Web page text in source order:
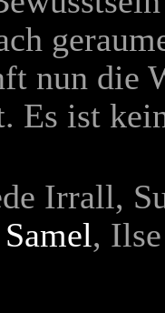
nun die
Es ist
Irrall,
,